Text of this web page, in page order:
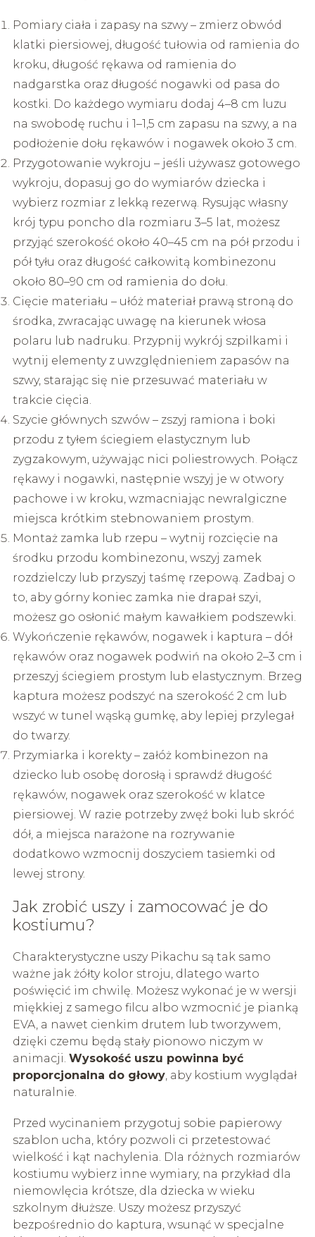
Pomiary ciała i zapasy na szwy – zmierz obwód
klatki piersiowej, długość tułowia od ramienia do
kroku, długość rękawa od ramienia do
nadgarstka oraz długość nogawki od pasa do
kostki. Do każdego wymiaru dodaj 4–8 cm luzu
na swobodę ruchu i 1–1,5 cm zapasu na szwy, a na
podłożenie dołu rękawów i nogawek około 3 cm.
Przygotowanie wykroju – jeśli używasz gotowego
wykroju, dopasuj go do wymiarów dziecka i
wybierz rozmiar z lekką rezerwą. Rysując własny
krój typu poncho dla rozmiaru 3–5 lat, możesz
przyjąć szerokość około 40–45 cm na pół przodu i
pół tyłu oraz długość całkowitą kombinezonu
około 80–90 cm od ramienia do dołu.
Cięcie materiału – ułóż materiał prawą stroną do
środka, zwracając uwagę na kierunek włosa
polaru lub nadruku. Przypnij wykrój szpilkami i
wytnij elementy z uwzględnieniem zapasów na
szwy, starając się nie przesuwać materiału w
trakcie cięcia.
Szycie głównych szwów – zszyj ramiona i boki
przodu z tyłem ściegiem elastycznym lub
zygzakowym, używając nici poliestrowych. Połącz
rękawy i nogawki, następnie wszyj je w otwory
pachowe i w kroku, wzmacniając newralgiczne
miejsca krótkim stebnowaniem prostym.
Montaż zamka lub rzepu – wytnij rozcięcie na
środku przodu kombinezonu, wszyj zamek
rozdzielczy lub przyszyj taśmę rzepową. Zadbaj o
to, aby górny koniec zamka nie drapał szyi,
możesz go osłonić małym kawałkiem podszewki.
Wykończenie rękawów, nogawek i kaptura – dół
rękawów oraz nogawek podwiń na około 2–3 cm i
przeszyj ściegiem prostym lub elastycznym. Brzeg
kaptura możesz podszyć na szerokość 2 cm lub
wszyć w tunel wąską gumkę, aby lepiej przylegał
do twarzy.
Przymiarka i korekty – załóż kombinezon na
dziecko lub osobę dorosłą i sprawdź długość
rękawów, nogawek oraz szerokość w klatce
piersiowej. W razie potrzeby zwęź boki lub skróć
dół, a miejsca narażone na rozrywanie
dodatkowo wzmocnij doszyciem tasiemki od
lewej strony.
Jak zrobić uszy i zamocować je do
kostiumu?
Charakterystyczne uszy Pikachu są tak samo
ważne jak żółty kolor stroju, dlatego warto
poświęcić im chwilę. Możesz wykonać je w wersji
miękkiej z samego filcu albo wzmocnić je pianką
EVA, a nawet cienkim drutem lub tworzywem,
dzięki czemu będą stały pionowo niczym w
animacji. Wysokość uszu powinna być
proporcjonalna do głowy, aby kostium wyglądał
naturalnie.
Przed wycinaniem przygotuj sobie papierowy
szablon ucha, który pozwoli ci przetestować
wielkość i kąt nachylenia. Dla różnych rozmiarów
kostiumu wybierz inne wymiary, na przykład dla
niemowlęcia krótsze, dla dziecka w wieku
szkolnym dłuższe. Uszy możesz przyszyć
bezpośrednio do kaptura, wsunąć w specjalne